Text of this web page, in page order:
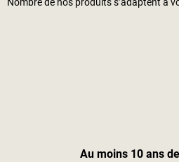
Nombre de nos produits s’adaptent à
Au moins 10 ans